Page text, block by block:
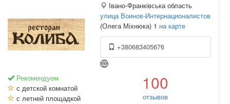
Рекомендуем
с детской комнатой
с летней площадкой
Івано-Франківська область
улица Воинов-Интернационалистов
(Олега Міхнюка) 1 на карте
+380683405676
100
отзывов